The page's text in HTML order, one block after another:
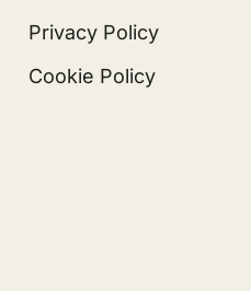
Privacy Policy
Cookie Policy